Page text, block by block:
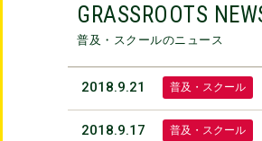
GRASSROOTS
普及・スクールのニュース
2018.9.21 普及・スクール
2018.9.17 普及・スクール